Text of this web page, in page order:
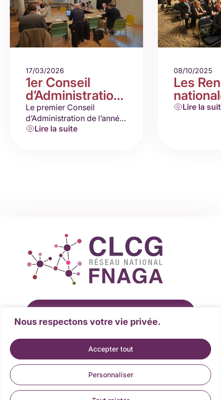
Nous respectons votre vie privée.
Personnaliser
Accepter tout
17/03/2026
1er Conseil
d’Administration
2026
Le premier Conseil
d’Administration de l’année
s’est réuni en mars à Paris,
Lire la suite
08/10/2025
Les
– Le
Lire la
Devenir partenaire
Mentions légales &
Conditions de service
Gestion des cookies